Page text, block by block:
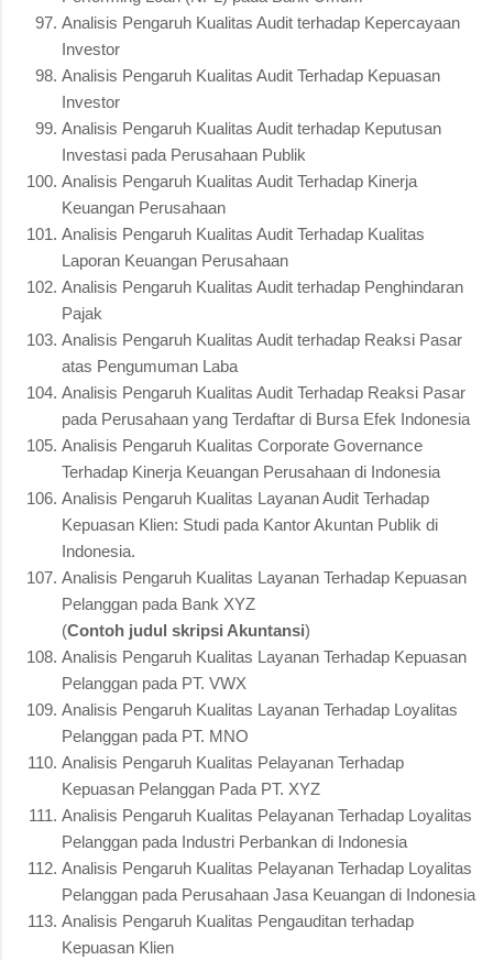
Analisis Pengaruh Kualitas Audit terhadap Kepercayaan
Investor
Analisis Pengaruh Kualitas Audit Terhadap Kepuasan
Investor
Analisis Pengaruh Kualitas Audit terhadap Keputusan
Investasi pada Perusahaan Publik
Analisis Pengaruh Kualitas Audit Terhadap Kinerja
Keuangan Perusahaan
Analisis Pengaruh Kualitas Audit Terhadap Kualitas
Laporan Keuangan Perusahaan
Analisis Pengaruh Kualitas Audit terhadap Penghindaran
Pajak
Analisis Pengaruh Kualitas Audit terhadap Reaksi Pasar
atas Pengumuman Laba
Analisis Pengaruh Kualitas Audit Terhadap Reaksi Pasar
pada Perusahaan yang Terdaftar di Bursa Efek Indonesia
Analisis Pengaruh Kualitas Corporate Governance
Terhadap Kinerja Keuangan Perusahaan di Indonesia
Analisis Pengaruh Kualitas Layanan Audit Terhadap
Kepuasan Klien: Studi pada Kantor Akuntan Publik di
Indonesia.
Analisis Pengaruh Kualitas Layanan Terhadap Kepuasan
Pelanggan pada Bank XYZ
(Contoh judul skripsi Akuntansi)
Analisis Pengaruh Kualitas Layanan Terhadap Kepuasan
Pelanggan pada PT. VWX
Analisis Pengaruh Kualitas Layanan Terhadap Loyalitas
Pelanggan pada PT. MNO
Analisis Pengaruh Kualitas Pelayanan Terhadap
Kepuasan Pelanggan Pada PT. XYZ
Analisis Pengaruh Kualitas Pelayanan Terhadap Loyalitas
Pelanggan pada Industri Perbankan di Indonesia
Analisis Pengaruh Kualitas Pelayanan Terhadap Loyalitas
Pelanggan pada Perusahaan Jasa Keuangan di Indonesia
Analisis Pengaruh Kualitas Pengauditan terhadap
Kepuasan Klien